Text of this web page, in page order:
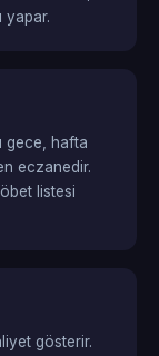
yapar.
gece, hafta
eczanedir.
listesi
gösterir.